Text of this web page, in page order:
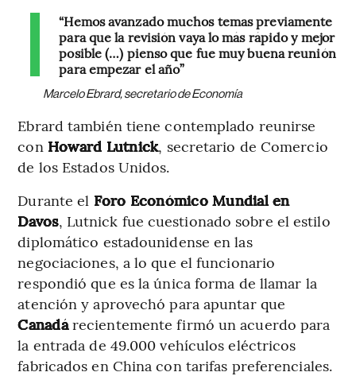
“Hemos avanzado muchos temas previamente
para que la revisión vaya lo más rápido y mejor
posible (…) pienso que fue muy buena reunión
para empezar el año”
Marcelo Ebrard, secretario de Economía
Ebrard también tiene contemplado reunirse
con Howard Lutnick, secretario de Comercio
de los Estados Unidos.
Durante el Foro Económico Mundial en
Davos, Lutnick fue cuestionado sobre el estilo
diplomático estadounidense en las
negociaciones, a lo que el funcionario
respondió que es la única forma de llamar la
atención y aprovechó para apuntar que
Canadárecientemente firmó un acuerdo para
la entrada de 49.000 vehículos eléctricos
fabricados en China con tarifas preferenciales.